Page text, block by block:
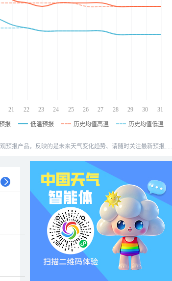
21 22 23 24 25 26 27 28 29 30 31
报 低温预报 历史均值高温 历史均值低温
预报产品，反映的是未来天气变化趋势、请随时关注最新预报.....